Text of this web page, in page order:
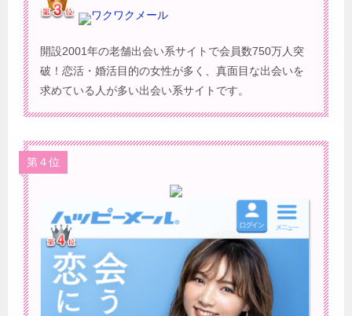
ワクワクメール
開設2001年の老舗出会い系サイトで会員数750万人突
破！恋活・婚活目的の女性が多く、真面目な出会いを
求めている人が多い出会い系サイトです。
第４位